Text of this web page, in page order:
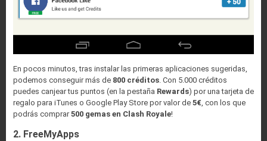
En pocos minutos, tras instalar las primeras aplicaciones sugeridas,
podemos conseguir más de 800 créditos. Con 5.000 créditos
puedes canjear tus puntos (en la pestaña Rewards) por una tarjeta de
regalo para iTunes o Google Play Store por valor de 5€, con los que
podrás comprar500 gemas en Clash Royale!
2. FreeMyApps